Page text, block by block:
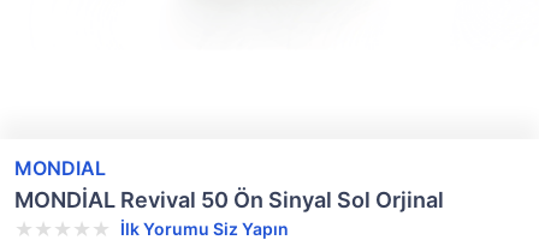
MONDIAL
MONDİAL Revival 50 Ön Sinyal Sol Orjinal
İlk Yorumu Siz Yapın